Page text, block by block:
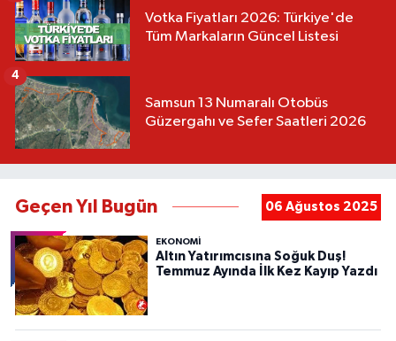
Votka Fiyatları 2026: Türkiye'de
Tüm Markaların Güncel Listesi
Samsun 13 Numaralı Otobüs
Güzergahı ve Sefer Saatleri 2026
4
Geçen Yıl Bugün 06 Ağustos 2025
EKONOMİ
Altın Yatırımcısına Soğuk Duş!
Temmuz Ayında İlk Kez Kayıp Yazdı